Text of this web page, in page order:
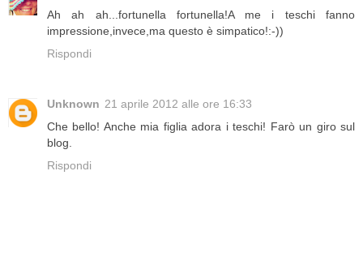
Ah ah ah...fortunella fortunella!A me i teschi fanno
impressione,invece,ma questo è simpatico!:-))
Rispondi
Unknown 21 aprile 2012 alle ore 16:33
Che bello! Anche mia figlia adora i teschi! Farò un giro sul
blog.
Rispondi